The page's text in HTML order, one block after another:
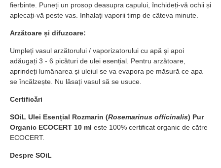
fierbinte. Puneți un prosop deasupra capului, închideți-vă ochii și
aplecați-vă peste vas. Inhalați vaporii timp de câteva minute.
Arzătoare și difuzoare:
Umpleți vasul arzătorului / vaporizatorului cu apă și apoi
adăugați 3 - 6 picături de ulei esențial. Pentru arzătoare,
aprindeți lumânarea și uleiul se va evapora pe măsură ce apa
se încălzește. Nu lăsați vasul să se usuce.
Certificări
SOiL Ulei Esențial Rozmarin (Rosemarinus officinalis) Pur
Organic ECOCERT 10 ml este 100% certificat organic de către
ECOCERT.
Despre SOiL